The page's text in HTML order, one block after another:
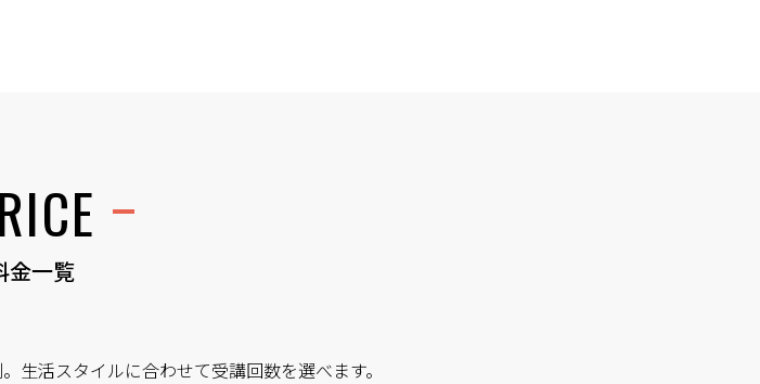
PRICE
金一覧
生活スタイルに合わせて受講回数を選べます。